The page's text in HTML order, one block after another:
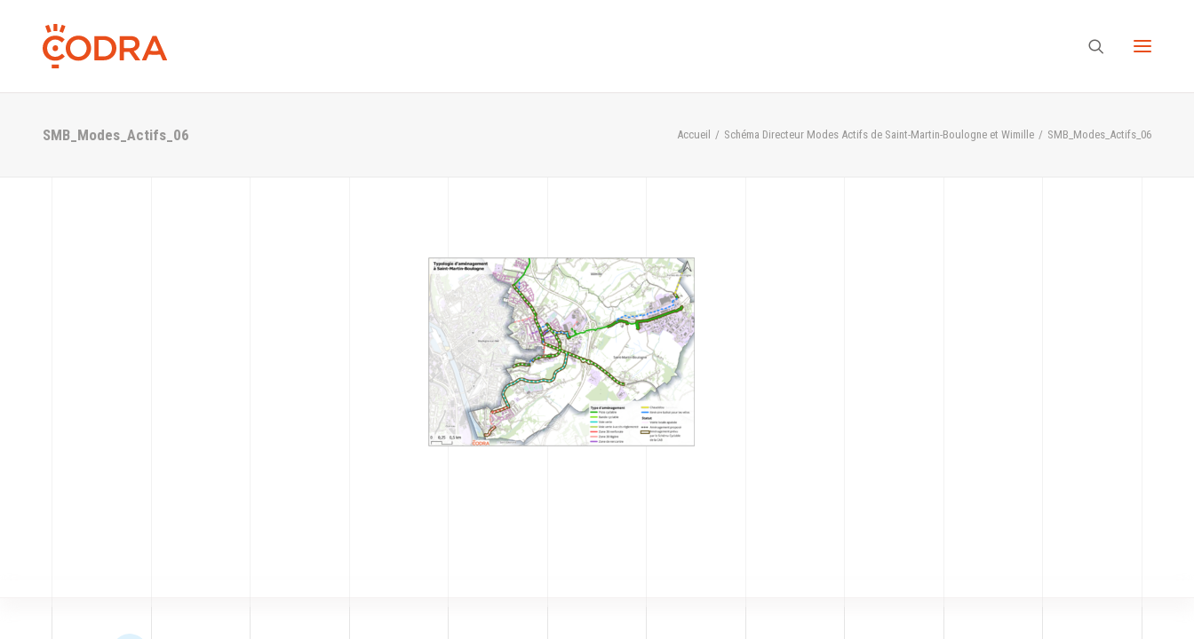
SMB_Modes_Actifs_06 Accueil Schéma Directeur Modes Actifs de Saint-Martin-Boulogne et Wimille SMB_Modes_Actifs_06